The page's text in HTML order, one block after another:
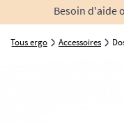
Besoin d'aide
Tous ergo Accessoires